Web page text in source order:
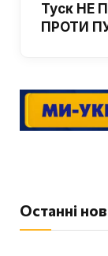
Туск НЕ
ПРОТИ
Останні